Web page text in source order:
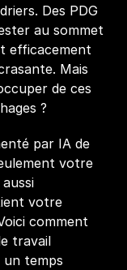
Des PDG
au sommet
efficacement
Mais
de ces
?
par IA de
votre
votre
comment
travail
un temps